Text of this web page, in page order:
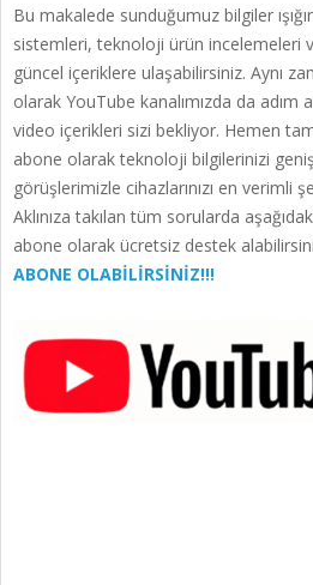
Bu makalede sunduğumuz bilgiler
sistemleri, teknoloji ürün incelemeleri
güncel içeriklere ulaşabilirsiniz. Aynı
olarak YouTube kanalımızda da adım
video içerikleri sizi bekliyor. Hemen
abone olarak teknoloji bilgilerinizi
görüşlerimizle cihazlarınızı en verimli
Aklınıza takılan tüm sorularda
abone olarak ücretsiz destek
ABONE OLABİLİRSİNİZ!!!